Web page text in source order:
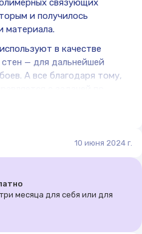
связующих
и получилось
материала.
в качестве
— для дальнейшей
А все благодаря тому,
стены. Скроет появление
является ведущим
10 июня 2024 г.
месяца для себя или для